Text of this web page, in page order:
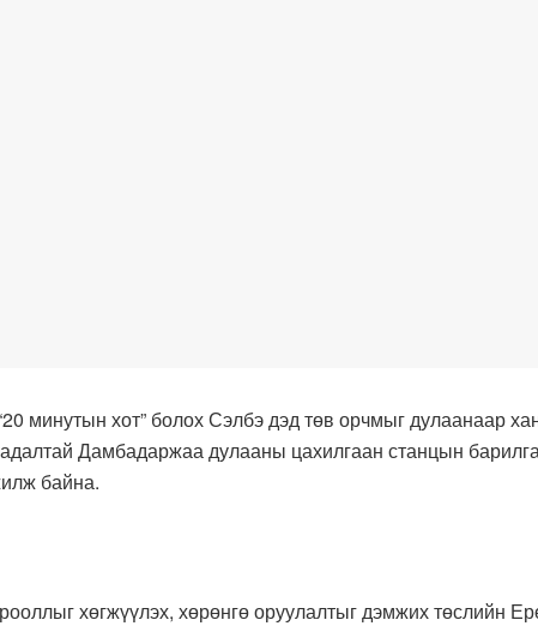
минутын хот” болох Сэлбэ дэд төв орчмыг дулаанаар
Дамбадаржаа дулааны цахилгаан станцын
байна.
хөгжүүлэх, хөрөнгө оруулалтыг дэмжих төслийн